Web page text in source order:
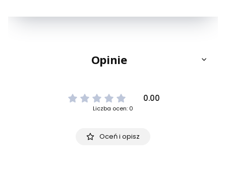
Opinie
0.00
Liczba ocen: 0
Oceń i opisz